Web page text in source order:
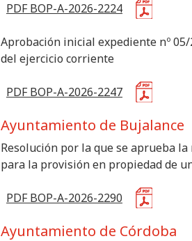
PDF BOP-A-2026-2224
Aprobación inicial expediente nº
del ejercicio corriente
PDF BOP-A-2026-2247
Ayuntamiento de Bujalance
Resolución por la que se aprueba
para la provisión en propiedad de
PDF BOP-A-2026-2290
Ayuntamiento de Córdoba